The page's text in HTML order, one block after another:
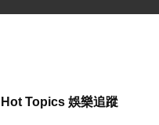
Hot Topics 娛樂追蹤